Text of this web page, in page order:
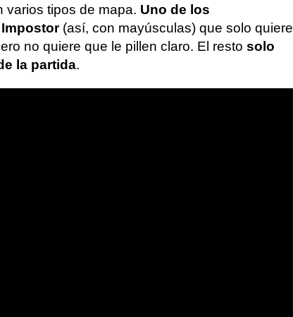
varios tipos de mapa. Uno de los
(así, con mayúsculas) que solo quiere
no quiere que le pillen claro. El resto solo
la partida.